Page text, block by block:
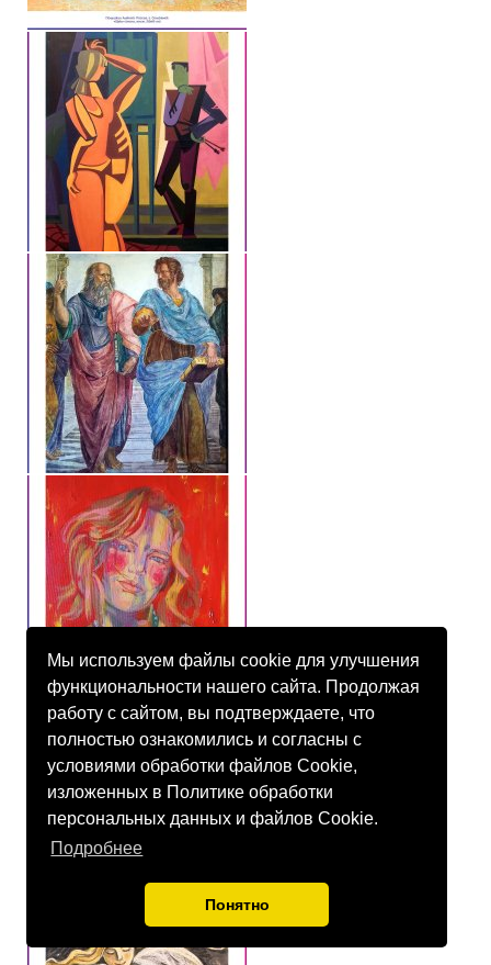
Мы используем файлы cookie для улучшения
функциональности нашего сайта. Продолжая
работу с сайтом, вы подтверждаете, что
полностью ознакомились и согласны с
условиями обработки файлов Cookie,
изложенных в Политике обработки
персональных данных и файлов Cookie.
Подробнее
Понятно